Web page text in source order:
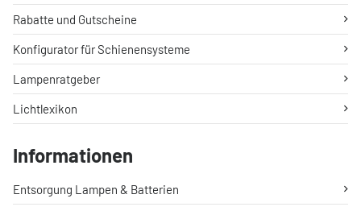
Rabatte und Gutscheine
Konfigurator für Schienensysteme
Lampenratgeber
Lichtlexikon
Informationen
Entsorgung Lampen & Batterien